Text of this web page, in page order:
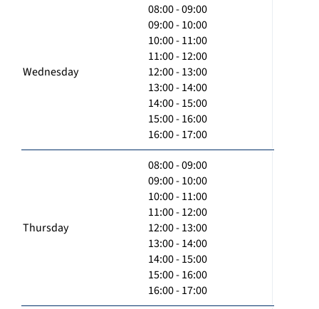
Wednesday
08:00 - 09:00
09:00 - 10:00
10:00 - 11:00
11:00 - 12:00
12:00 - 13:00
13:00 - 14:00
14:00 - 15:00
15:00 - 16:00
16:00 - 17:00
Thursday
08:00 - 09:00
09:00 - 10:00
10:00 - 11:00
11:00 - 12:00
12:00 - 13:00
13:00 - 14:00
14:00 - 15:00
15:00 - 16:00
16:00 - 17:00